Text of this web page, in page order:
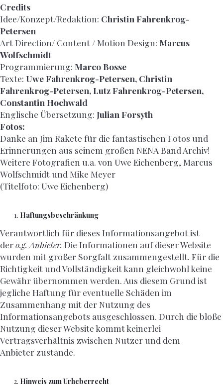
Credits
Idee/Konzept/Redaktion: Christin Fahrenkrog-
Petersen
Art Direction/ Content / Motion Design: Marcus
Wolfschmidt
Programmierung: Marco Bosse
Texte: Uwe Fahrenkrog-Petersen, Christin
Fahrenkrog-Petersen, Lutz Fahrenkrog-Petersen,
Constantin Hochwald
Englische Übersetzung: Julian Forsyth
Fotos:
Danke an Jim Rakete für die fantastischen Fotos und
Erinnerungen aus seinem großen NENA Band Archiv!
Weitere Fotografien u.a. von Uwe Eichenberg, Marcus
Wolfschmidt und Mike Meyer
(Titelfoto: Uwe Eichenberg)
Haftungsbeschränkung
Verantwortlich für dieses Informationsangebot ist
dero.g. Anbieter. Die Informationen auf dieser Website
wurden mit großer Sorgfalt zusammengestellt. Für die
Richtigkeit und Vollständigkeit kann gleichwohl keine
Gewähr übernommen werden. Aus diesem Grund ist
jegliche Haftung für eventuelle Schäden im
Zusammenhang mit der Nutzung des
Informationsangebots ausgeschlossen. Durch die bloße
Nutzung dieser Website kommt keinerlei
Vertragsverhältnis zwischen Nutzer und dem
Anbieter zustande.
Hinweis zum Urheberrecht